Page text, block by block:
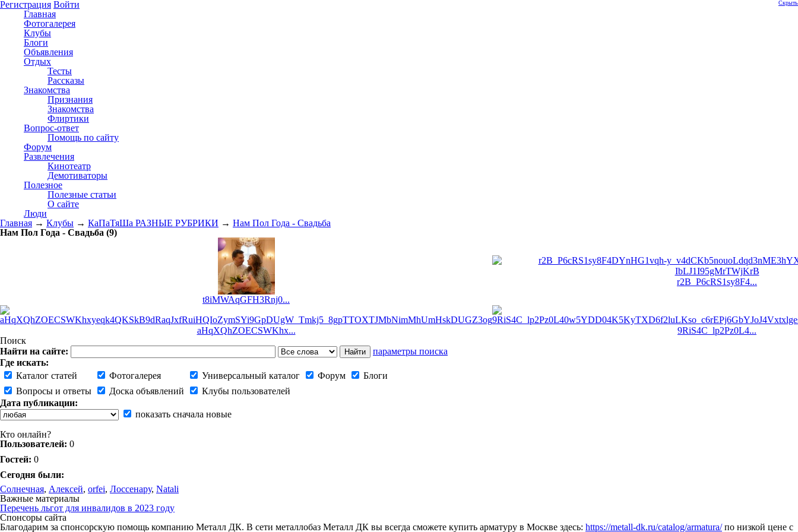
Регистрация Войти
Главная
Фотогалерея
Клубы
Блоги
Объявления
Отдых
Тесты
Рассказы
Знакомства
Признания
Знакомства
Флиртики
Вопрос-ответ
Помощь по сайту
Форум
Развлечения
Кинотеатр
Демотиваторы
Полезное
Полезные статьи
О сайте
Люди
Главная → Клубы → КаПаТяШа РАЗНЫЕ РУБРИКИ → Нам Пол Года - Свадьба
Нам Пол Года - Свадьба (9)
t8iMWAqGFH3Rnj0...
r2B_P6cRS1sy8F4...
aHqXQhZOECSWKhx...
9RiS4C_lp2Pz0L4...
Поиск
Найти на сайте:
параметры поиска
Где искать:
Каталог статей
Фотогалерея Универсальный каталог Форум
Блоги
Вопросы и ответы
Доска объявлений
Клубы пользователей
Дата публикации:
показать сначала новые
Скрыть
Кто онлайн?
Пользователей: 0
Гостей: 0
Сегодня были:
Солнечная, Алексей, orfei, Лоссенару, Natali
Важные материалы
Перечень льгот для инвалидов в 2023 году
Спонсоры сайта
Благодарим за спонсорскую помощь компанию Металл ДК. В сети металлобаз Металл ДК вы всегда сможете купить арматуру в Москве здесь: https://metall-dk.ru/catalog/armatura/по низкой цене с